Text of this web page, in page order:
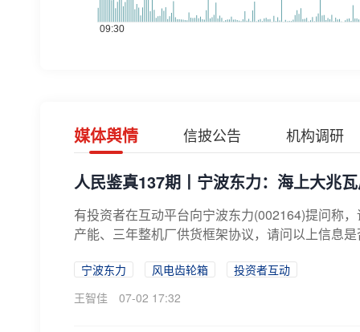
媒体舆情 信披公告 机构调研
人民鉴真137期丨宁波东力：海上大兆
有投资者在互动平台向宁波东力(002164)提问称
产能、三年整机厂供货框架协议，请问以上信息
宁波东力 风电齿轮箱
投资者互动
王智佳
07-02 17:32